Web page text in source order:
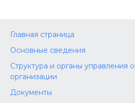
Главная страница
Основные сведения
Структура и органы управления
организации
Документы